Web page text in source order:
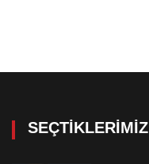
SEÇTIKLERIMIZ